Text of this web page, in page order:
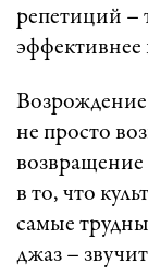
репетиций –
эффективнее
Возрождение
не просто
в то, что
самые
джаз –